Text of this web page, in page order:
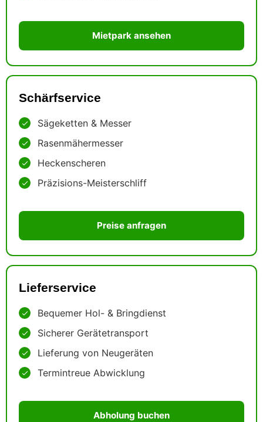
Mietpark ansehen
Schärfservice
Sägeketten & Messer
Rasenmähermesser
Heckenscheren
Präzisions-Meisterschliff
Preise anfragen
Lieferservice
Bequemer Hol- & Bringdienst
Sicherer Gerätetransport
Lieferung von Neugeräten
Termintreue Abwicklung
Abholung buchen